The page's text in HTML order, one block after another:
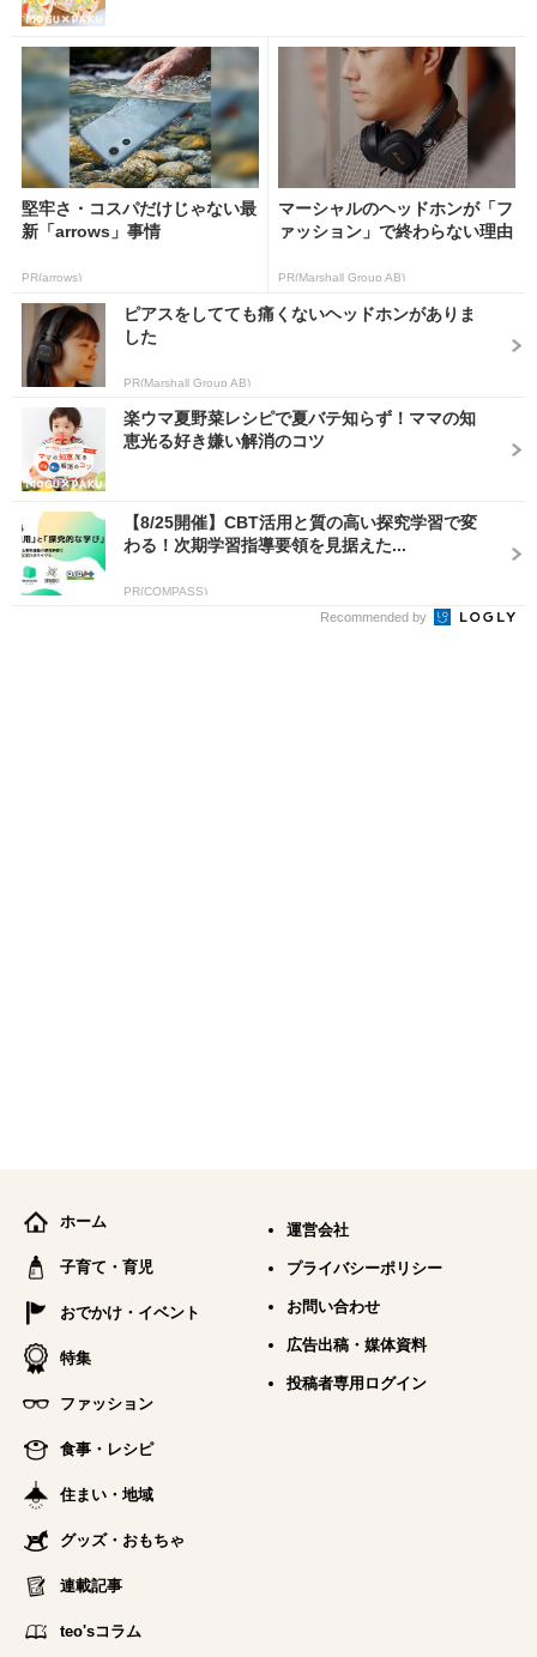
堅牢さ・コスパだけじゃない最
新「arrows」事情
PR(arrows)
マーシャルのヘッドホンが「フ
ァッション」で終わらない理由
PR(Marshall Group AB)
ピアスをしてても痛くないヘッドホンがありま
した
PR(Marshall Group AB)
楽ウマ夏野菜レシピで夏バテ知らず！ママの知
恵光る好き嫌い解消のコツ
【8/25開催】CBT活用と質の高い探究学習で変
わる！次期学習指導要領を見据えた...
PR(COMPASS)
Recommended by
ホーム
子育て・育児
おでかけ・イベント
特集
ファッション
食事・レシピ
住まい・地域
グッズ・おもちゃ
連載記事
teo'sコラム
運営会社
プライバシーポリシー
お問い合わせ
広告出稿・媒体資料
投稿者専用ログイン